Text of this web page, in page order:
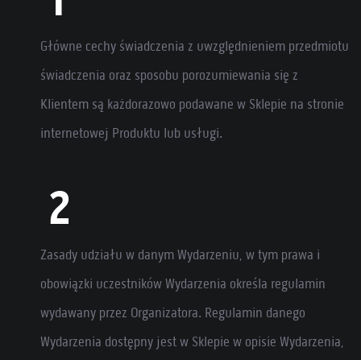
Główne cechy świadczenia z uwzględnieniem przedmiotu
świadczenia oraz sposobu porozumiewania się z
Klientem są każdorazowo podawane w Sklepie na stronie
internetowej Produktu lub usługi.
Zasady udziału w danym Wydarzeniu, w tym prawa i
obowiązki uczestników Wydarzenia określa regulamin
wydawany przez Organizatora. Regulamin danego
Wydarzenia dostępny jest w Sklepie w opisie Wydarzenia,